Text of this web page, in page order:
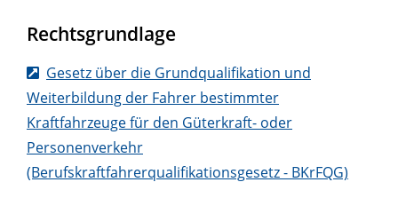
Rechtsgrundlage
Gesetz über die Grundqualifikation und
Weiterbildung der Fahrer bestimmter
Kraftfahrzeuge für den Güterkraft- oder
Personenverkehr
(Berufskraftfahrerqualifikationsgesetz - BKrFQG)